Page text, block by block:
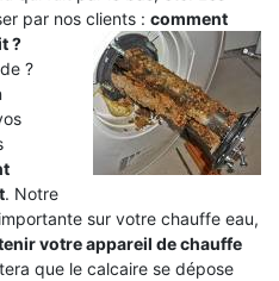
par nos clients : comment
?
?
. Notre
sur votre chauffe eau,
votre appareil de chauffe
que le calcaire se dépose